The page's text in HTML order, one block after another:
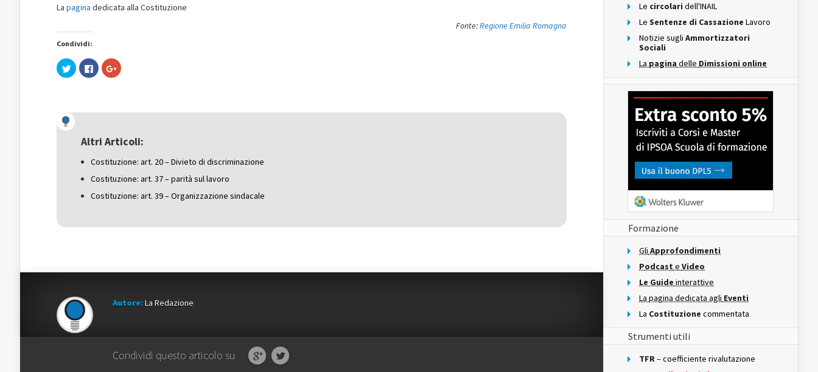
La pagina dedicata alla Costituzione
Fonte:Regione Emilia Romagna
Condividi:
Fai
clic
(Si
apre
una
nuova
Fai
clic
nuova
finestra)
Fai
clic
una
nuova
Altri Articoli:
Costituzione: art. 20 – Divieto di discriminazione
Costituzione: art. 37 – parità sul lavoro
Costituzione: art. 39 – Organizzazione sindacale
Autore:La Redazione
Condividi questo articolo su
Le circolari dell'INAIL
Le Sentenze di Cassazione Lavoro
Notizie sugli Ammortizzatori
Sociali
La pagina delle Dimissioni online
Formazione
Gli Approfondimenti
Podcast e Video
Le Guide interattive
La pagina dedicata agli Eventi
La Costituzione commentata
Strumenti utili
TFR– coefficiente rivalutazione